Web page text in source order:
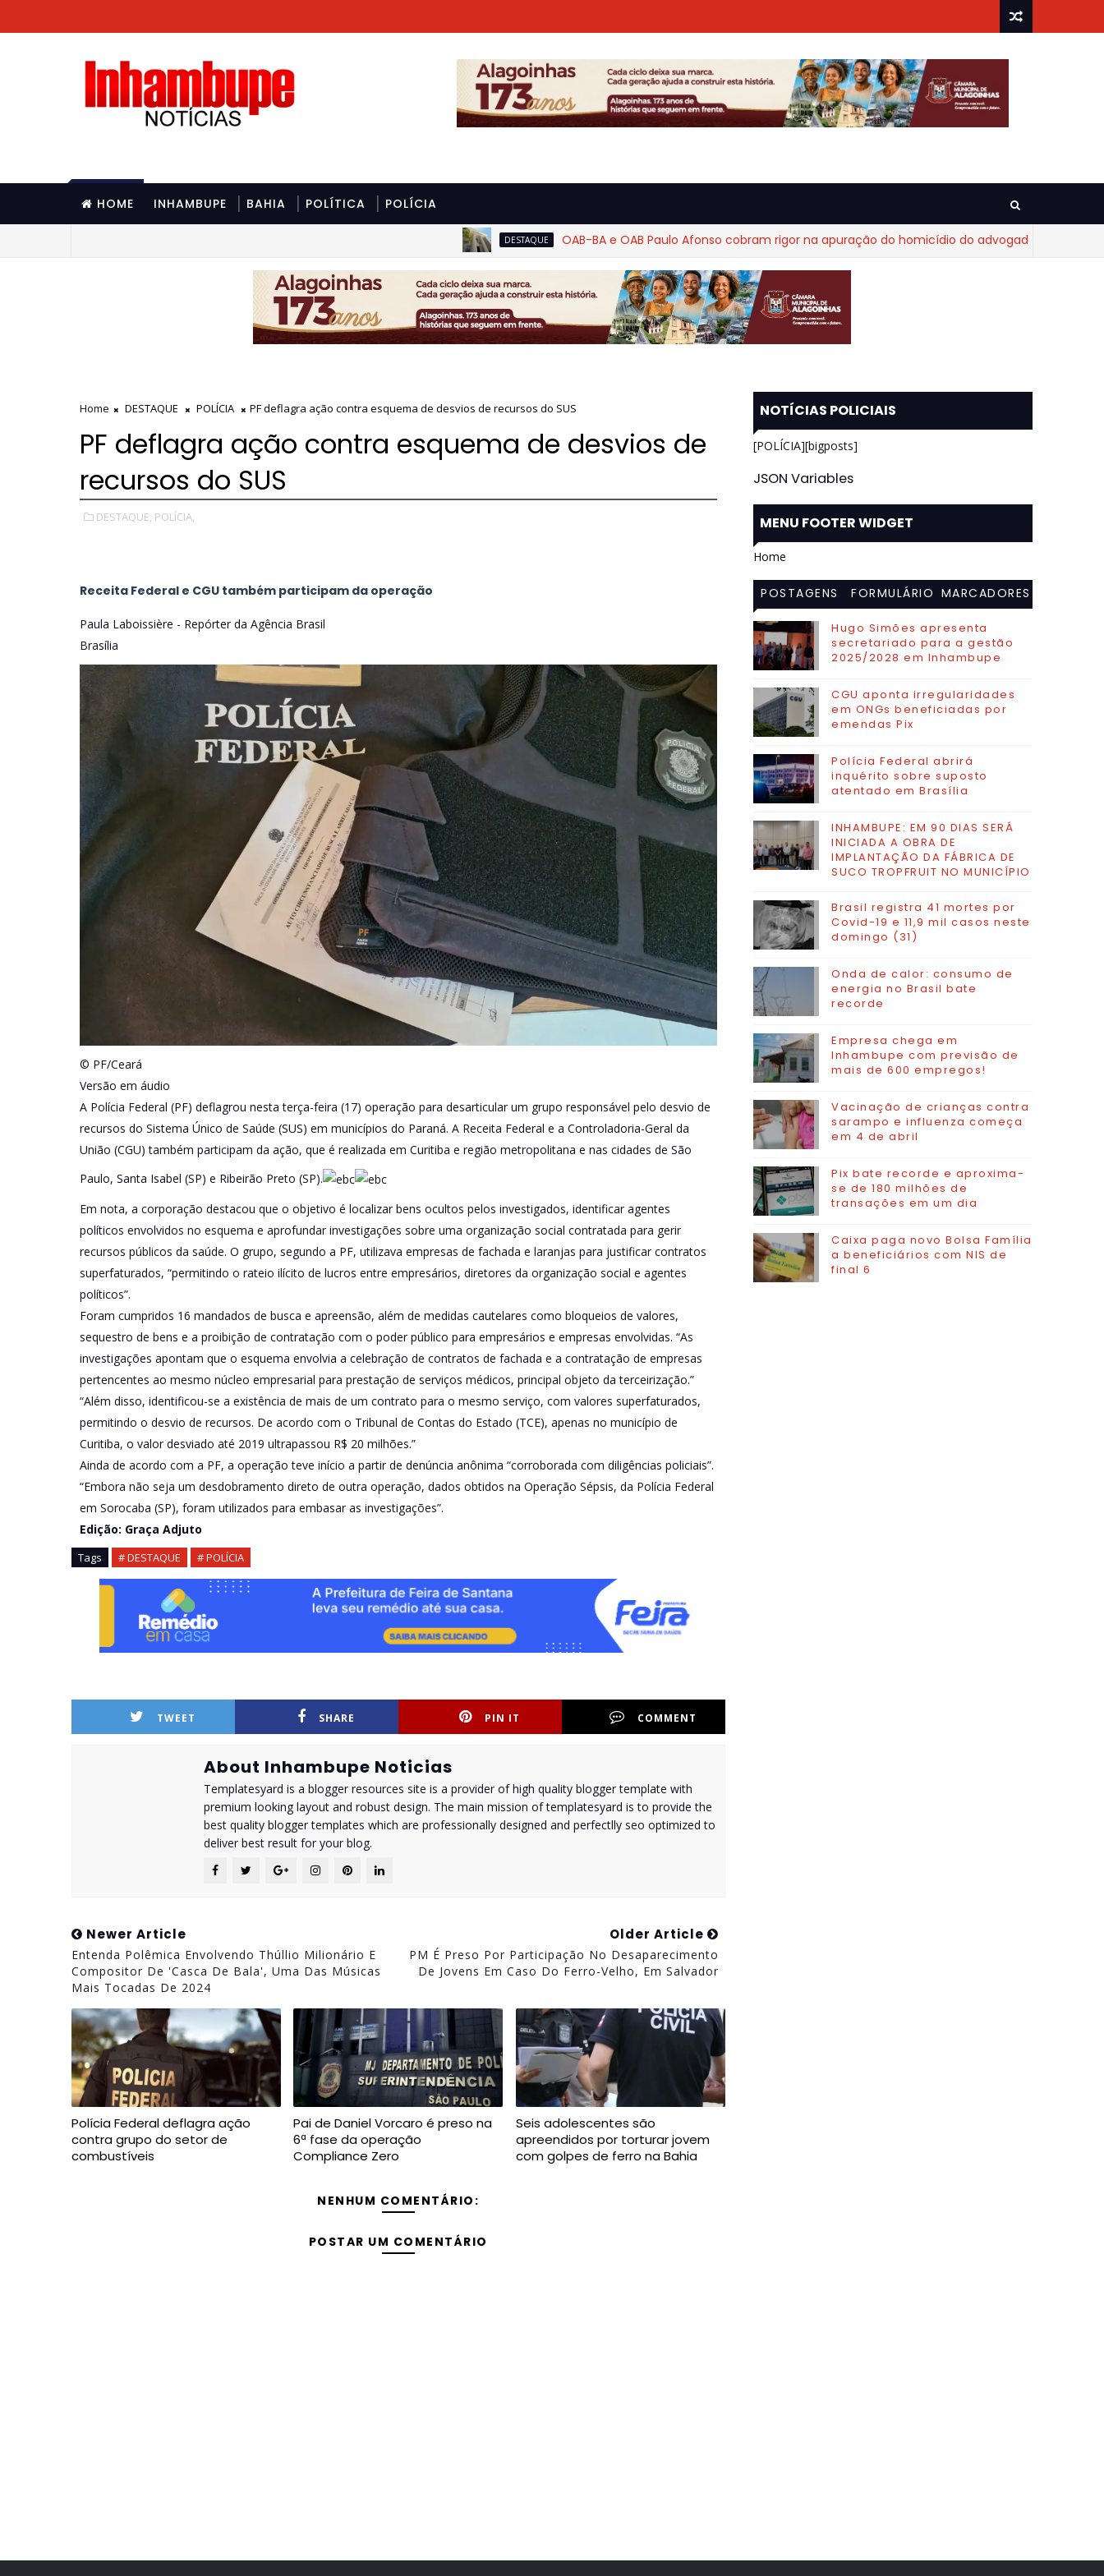
HOME INHAMBUPE BAHIA POLÍTICA POLÍCIA
DESTAQUE OAB-BA e OAB Paulo Afonso cobram rigor na apuração do homicídio do advogado Diego Fraga de
Home DESTAQUE POLÍCIA PF deflagra ação contra esquema de desvios de recursos do SUS
PF deflagra ação contra esquema de desvios de
recursos do SUS
DESTAQUE, POLÍCIA,
Receita Federal e CGU também participam da operação
Paula Laboissière - Repórter da Agência Brasil
Brasília
© PF/Ceará
Versão em áudio
A Polícia Federal (PF) deflagrou nesta terça-feira (17) operação para desarticular um grupo responsável pelo desvio de
recursos do Sistema Único de Saúde (SUS) em municípios do Paraná. A Receita Federal e a Controladoria-Geral da
União (CGU) também participam da ação, que é realizada em Curitiba e região metropolitana e nas cidades de São
Paulo, Santa Isabel (SP) e Ribeirão Preto (SP).
Em nota, a corporação destacou que o objetivo é localizar bens ocultos pelos investigados, identificar agentes
políticos envolvidos no esquema e aprofundar investigações sobre uma organização social contratada para gerir
recursos públicos da saúde. O grupo, segundo a PF, utilizava empresas de fachada e laranjas para justificar contratos
superfaturados, “permitindo o rateio ilícito de lucros entre empresários, diretores da organização social e agentes
políticos”.
Foram cumpridos 16 mandados de busca e apreensão, além de medidas cautelares como bloqueios de valores,
sequestro de bens e a proibição de contratação com o poder público para empresários e empresas envolvidas. “As
investigações apontam que o esquema envolvia a celebração de contratos de fachada e a contratação de empresas
pertencentes ao mesmo núcleo empresarial para prestação de serviços médicos, principal objeto da terceirização.”
“Além disso, identificou-se a existência de mais de um contrato para o mesmo serviço, com valores superfaturados,
permitindo o desvio de recursos. De acordo com o Tribunal de Contas do Estado (TCE), apenas no município de
Curitiba, o valor desviado até 2019 ultrapassou R$ 20 milhões.”
Ainda de acordo com a PF, a operação teve início a partir de denúncia anônima “corroborada com diligências policiais”.
“Embora não seja um desdobramento direto de outra operação, dados obtidos na Operação Sépsis, da Polícia Federal
em Sorocaba (SP), foram utilizados para embasar as investigações”.
Edição: Graça Adjuto
Tags # DESTAQUE # POLÍCIA
TWEET SHARE PIN IT COMMENT
About Inhambupe Noticias
Templatesyard is a blogger resources site is a provider of high quality blogger template with
premium looking layout and robust design. The main mission of templatesyard is to provide the
best quality blogger templates which are professionally designed and perfectlly seo optimized to
deliver best result for your blog.
Newer Article
Entenda Polêmica Envolvendo Thúllio Milionário E
Compositor De 'Casca De Bala', Uma Das Músicas
Mais Tocadas De 2024
Older Article
PM É Preso Por Participação No Desaparecimento
De Jovens Em Caso Do Ferro-Velho, Em Salvador
Polícia Federal deflagra ação
contra grupo do setor de
combustíveis
Pai de Daniel Vorcaro é preso na
6ª fase da operação
Compliance Zero
Seis adolescentes são
apreendidos por torturar jovem
com golpes de ferro na Bahia
NENHUM COMENTÁRIO:
POSTAR UM COMENTÁRIO
NOTÍCIAS POLICIAIS
[POLÍCIA][bigposts]
JSON Variables
MENU FOOTER WIDGET
Home
POSTAGENS
MAIS
VISITADAS
FORMULÁRIO MARCADORES
Hugo Simões apresenta
secretariado para a gestão
2025/2028 em Inhambupe
CGU aponta irregularidades
em ONGs beneficiadas por
emendas Pix
Polícia Federal abrirá
inquérito sobre suposto
atentado em Brasília
INHAMBUPE: EM 90 DIAS SERÁ
INICIADA A OBRA DE
IMPLANTAÇÃO DA FÁBRICA DE
SUCO TROPFRUIT NO MUNICÍPIO
Brasil registra 41 mortes por
Covid-19 e 11,9 mil casos neste
domingo (31)
Onda de calor: consumo de
energia no Brasil bate
recorde
Empresa chega em
Inhambupe com previsão de
mais de 600 empregos!
Vacinação de crianças contra
sarampo e influenza começa
em 4 de abril
Pix bate recorde e aproxima-
se de 180 milhões de
transações em um dia
Caixa paga novo Bolsa Família
a beneficiários com NIS de
final 6